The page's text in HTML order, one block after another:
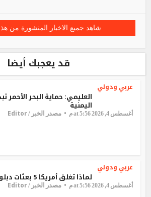
شاهد جميع الاخبار المنشورة من
قد يعجبك أيضا
عربي ودولي
العليمي: حماية البحر الأحمر
اليمنية
أغسطس 4, 2026 at 5:56 م مصدر الخبر /Editor
عربي ودولي
لماذا تغلق أمريكا 5 بعثات دبلوماسية في الخارج؟
أغسطس 4, 2026 at 5:56 م مصدر الخبر /Editor